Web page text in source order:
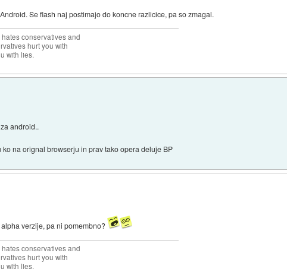
Se flash naj postimajo do koncne razlicice, pa so zmagal.
conservatives and
hurt you with
with lies.
android..
ko na orignal browserju in prav tako opera deluje BP
verzije, pa ni pomembno?
conservatives and
hurt you with
with lies.